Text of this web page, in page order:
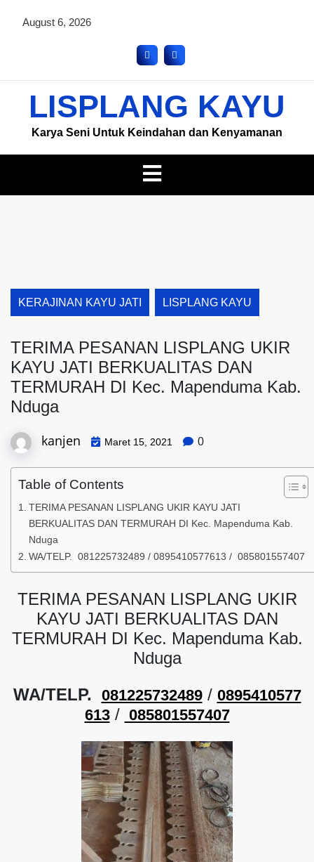
August 6, 2026
LISPLANG KAYU
Karya Seni Untuk Keindahan dan Kenyamanan
KERAJINAN KAYU JATI LISPLANG KAYU
TERIMA PESANAN LISPLANG UKIR
KAYU JATI BERKUALITAS DAN
TERMURAH DI Kec. Mapenduma Kab.
Nduga
kanjen Maret 15, 2021 0
Table of Contents
TERIMA PESANAN LISPLANG UKIR KAYU JATI
BERKUALITAS DAN TERMURAH DI Kec. Mapenduma Kab.
Nduga
WA/TELP. 081225732489 / 0895410577613 / 085801557407
TERIMA PESANAN LISPLANG UKIR
KAYU JATI BERKUALITAS DAN
TERMURAH DI Kec. Mapenduma Kab.
Nduga
WA/TELP. 081225732489/ 0895410577
613/ 085801557407